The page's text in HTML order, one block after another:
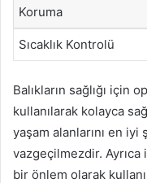
Koruma
Sıcaklık Kontrolü
Balıkların sağlığı için
kullanılarak kolayca
yaşam alanlarını en
vazgeçilmezdir.
bir önlem olarak